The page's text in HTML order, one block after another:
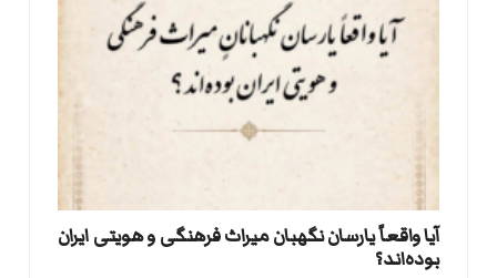
آیا واقعاً یارسان نگهبان میراث فرهنگی و هویتی ایران
بوده‌اند؟